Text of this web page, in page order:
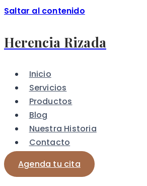
Saltar al contenido
Herencia Rizada
Inicio
Servicios
Productos
Blog
Nuestra Historia
Contacto
Agenda tu cita